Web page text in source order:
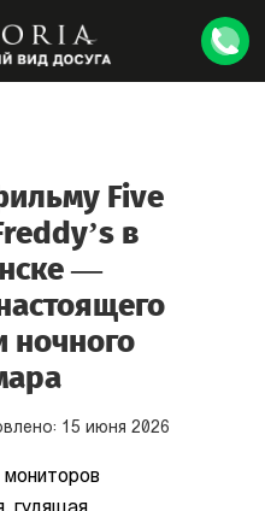
Five
в
—
ночного
15 июня 2026